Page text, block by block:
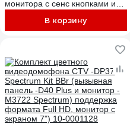
монитора с сенс кнопками и
В корзину